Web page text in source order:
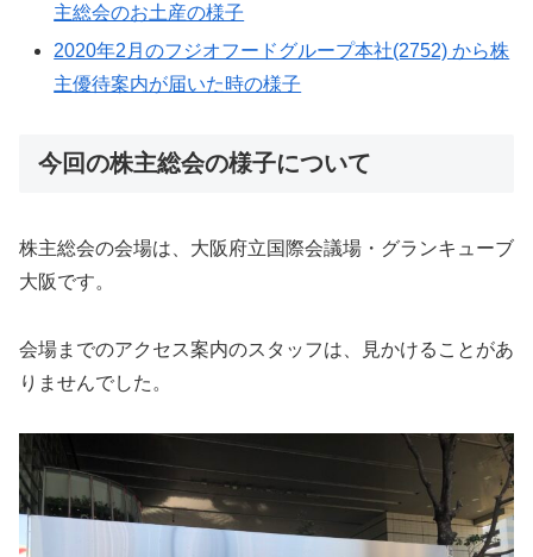
主総会のお土産の様子
2020年2月のフジオフードグループ本社(2752) から株
主優待案内が届いた時の様子
今回の株主総会の様子について
株主総会の会場は、大阪府立国際会議場・グランキューブ
大阪です。
会場までのアクセス案内のスタッフは、見かけることがあ
りませんでした。